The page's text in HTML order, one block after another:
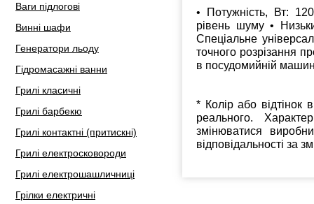
Ваги підлогові
Винні шафи
Генератори льоду
Гідромасажні ванни
Грилі класичні
Грилі барбекю
Грилі контактні (притискні)
Грилі електросковороди
Грилі електрошашличниці
Грілки електричні
• Потужність, Вт:
рівень шуму •
Спеціальне
точного розрізання
в посудомийній
* Колір або відтінок
реального.
змінюватися
відповідальності за